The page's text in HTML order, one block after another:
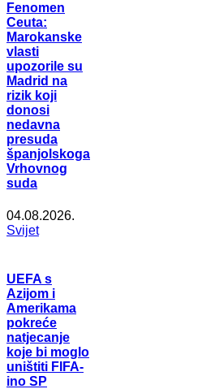
Fenomen
Ceuta:
Marokanske
vlasti
upozorile su
Madrid na
rizik koji
donosi
nedavna
presuda
španjolskoga
Vrhovnog
suda
04.08.2026.
Svijet
UEFA s
Azijom i
Amerikama
pokreće
natjecanje
koje bi moglo
uništiti FIFA-
ino SP